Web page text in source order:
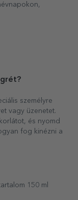
személyre
vagy üzenetet.
és nyomd
fog kinézni a
150 ml